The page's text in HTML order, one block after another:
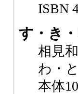
ISBN
す・き
相見
わ・
本体